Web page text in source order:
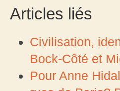
Articles liés
Civilisation,
Bock-Côté et
Pour Anne